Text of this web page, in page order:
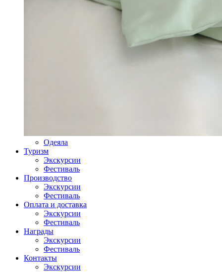
Одеяла
Туризм
Экскурсии
Фестиваль
Производство
Экскурсии
Фестиваль
Оплата и доставка
Экскурсии
Фестиваль
Награды
Экскурсии
Фестиваль
Контакты
Экскурсии